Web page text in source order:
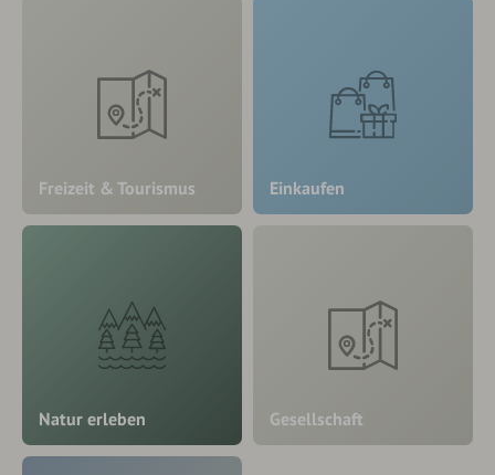
Freizeit & Tourismus Einkaufen
Natur erleben Gesellschaft